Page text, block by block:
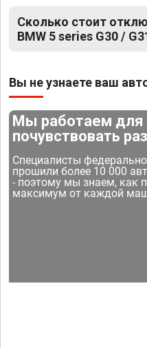
Сколько стоит
BMW 5 series G30 /
Вы не узнаете ваш
Мы работаем для
почувствовать
Специалисты
прошили более 10 000
- поэтому мы знаем, как
максимум от каждой